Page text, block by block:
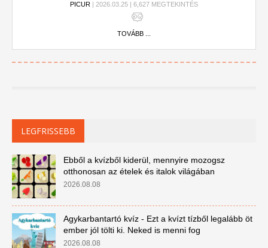
PICUR | 2026.03.25 | 6,627 MEGTEKINTÉS
TOVÁBB ...
LEGFRISSEBB
Ebből a kvízből kiderül, mennyire mozogsz
otthonosan az ételek és italok világában
2026.08.08
Agykarbantartó kvíz - Ezt a kvízt tízből legalább öt
ember jól tölti ki. Neked is menni fog
2026.08.08